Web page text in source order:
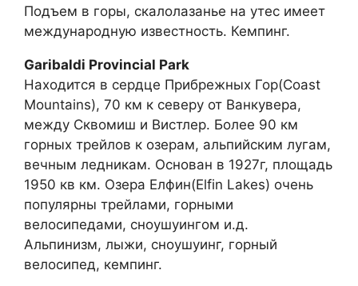
Подъем в горы, скалолазанье на утес имеет
международную известность. Кемпинг.
Garibaldi Provincial Park
Находится в сердце Прибрежных Гор(Coast
Mountains), 70 км к северу от Ванкувера,
между Сквомиш и Вистлер. Более 90 км
горных трейлов к озерам, альпийским лугам,
вечным ледникам. Основан в 1927г, площадь
1950 кв км. Озера Елфин(Elfin Lakes) очень
популярны трейлами, горными
велосипедами, сноушуингом и.д.
Альпинизм, лыжи, сноушуинг, горный
велосипед, кемпинг.